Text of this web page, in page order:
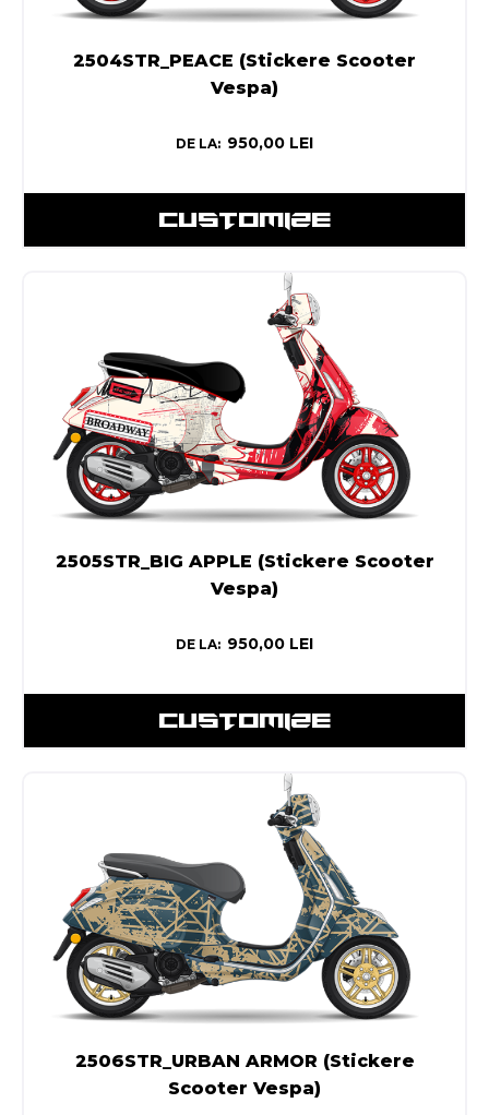
2504STR_PEACE (Stickere Scooter
Vespa)
DE LA: 950,00 LEI
CUSTOMIZE
2505STR_BIG APPLE (Stickere Scooter
Vespa)
DE LA: 950,00 LEI
CUSTOMIZE
2506STR_URBAN ARMOR (Stickere
Scooter Vespa)